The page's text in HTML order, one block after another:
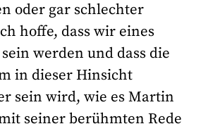
oder gar schlechter
hoffe, dass wir eines
werden und dass die
in dieser Hinsicht
sein wird, wie es Martin
seiner berühmten Rede